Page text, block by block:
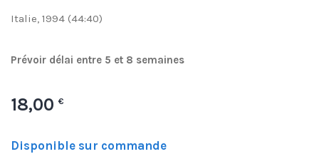
Italie, 1994 (44:40)
Prévoir délai entre 5 et 8 semaines
18,00 €
Disponible sur commande